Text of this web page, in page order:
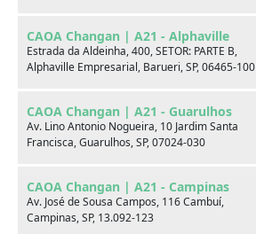
CAOA Changan | A21 - Alphaville
Estrada da Aldeinha, 400, SETOR: PARTE B,
Alphaville Empresarial, Barueri, SP, 06465-100
CAOA Changan | A21 - Guarulhos
Av. Lino Antonio Nogueira, 10 Jardim Santa
Francisca, Guarulhos, SP, 07024-030
CAOA Changan | A21 - Campinas
Av. José de Sousa Campos, 116 Cambuí,
Campinas, SP, 13.092-123
Fale com um especialista:
WhatsApp
Telefones